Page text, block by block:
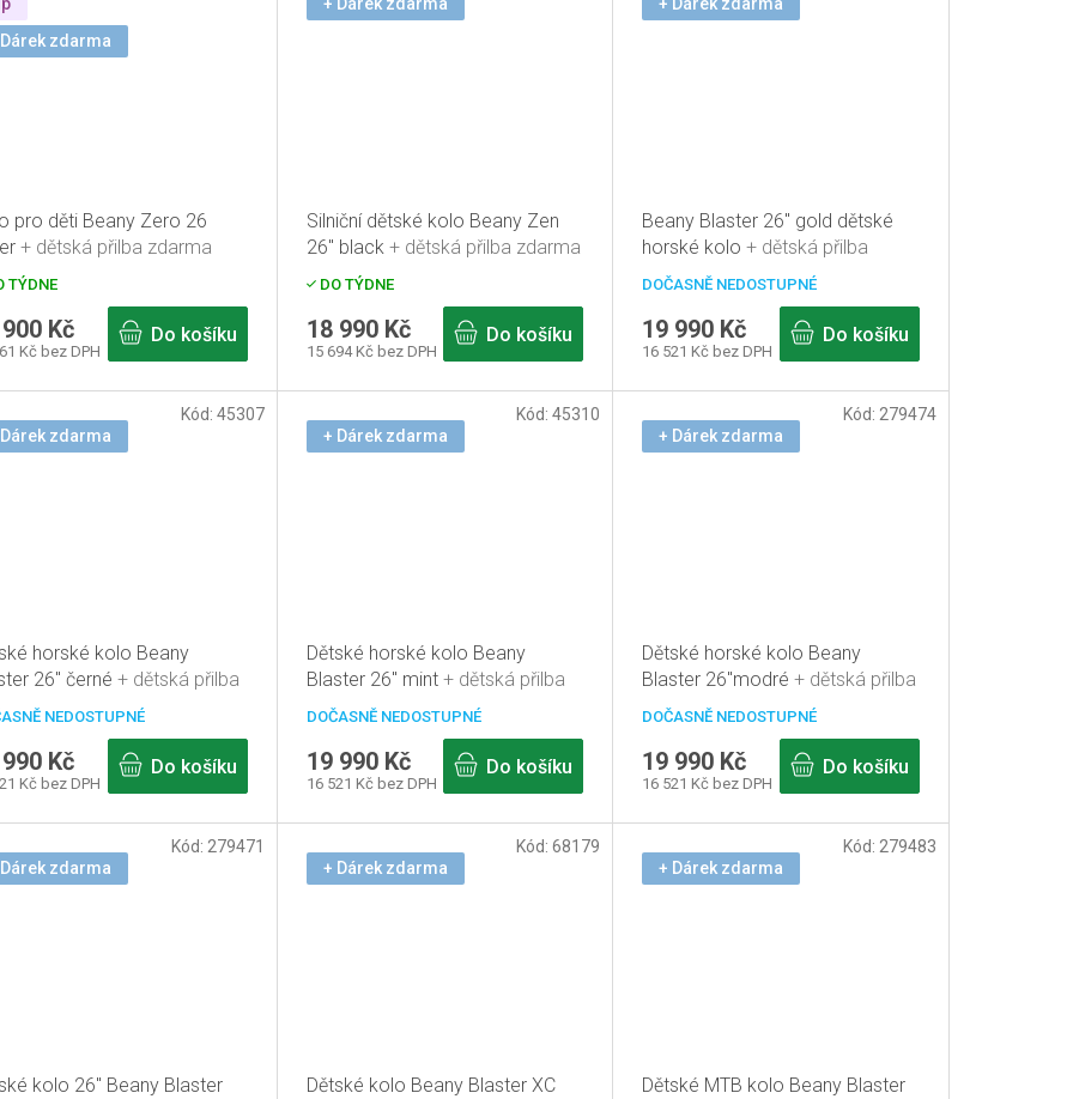
zdarma
pro děti Beany Zero 26
+ dětská přilba zdarma
TÝDNE
Kč bez DPH
Kč Do košíku
Silniční dětské kolo Beany Zen
26" black + dětská přilba zdarma
DO TÝDNE
15 694 Kč bez DPH
18 990 Kč Do košíku
Beany Blaster 26" gold dětské
horské kolo+ dětská přilba
zdarma
DOČASNĚ NEDOSTUPNÉ
16 521 Kč bez DPH
19 990 Kč Do košíku
zdarma
horské kolo Beany
26" černé + dětská přilba
NEDOSTUPNÉ
Kč bez DPH
Kč Do košíku
Kód: 45307
+ Dárek zdarma
Dětské horské kolo Beany
Blaster 26" mint + dětská přilba
zdarma
DOČASNĚ NEDOSTUPNÉ
16 521 Kč bez DPH
19 990 Kč Do košíku
Kód:45310
+ Dárek zdarma
Dětské horské kolo Beany
Blaster 26"modré+ dětská přilba
zdarma
DOČASNĚ NEDOSTUPNÉ
16 521 Kč bez DPH
19 990 Kč Do košíku
Kód: 279474
zdarma
kolo 26" Beany Blaster
Kód: 279471
+ Dárek zdarma
Dětské kolo Beany Blaster XC
Kód:68179
+ Dárek zdarma
Dětské MTB kolo Beany Blaster
Kód: 279483